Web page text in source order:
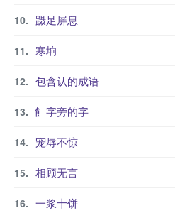
蹑足屏息
寒垧
包含认的成语
飠字旁的字
宠辱不惊
相顾无言
一浆十饼